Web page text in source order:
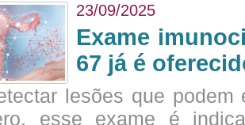
23/09/2025
Exame
67 já é
lesões que
esse exame é